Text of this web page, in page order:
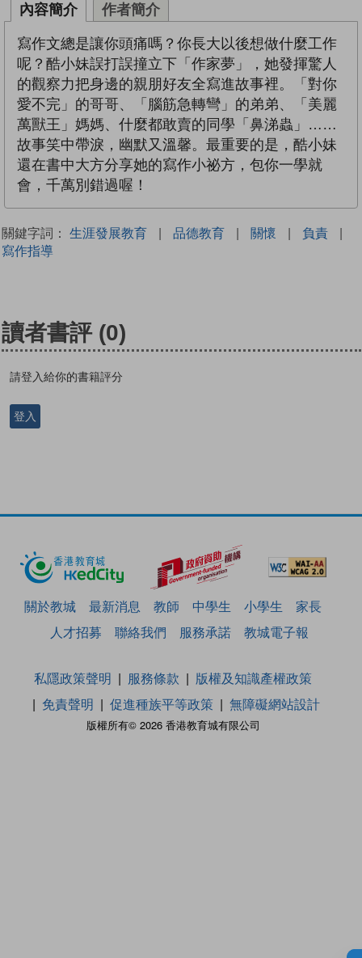
內容簡介 作者簡介
寫作文總是讓你頭痛嗎？你長大以後想做什麼工作
呢？酷小妹誤打誤撞立下「作家夢」，她發揮驚人
的觀察力把身邊的親朋好友全寫進故事裡。「對你
愛不完」的哥哥、「腦筋急轉彎」的弟弟、「美麗
萬獸王」媽媽、什麼都敢賣的同學「鼻涕蟲」……
故事笑中帶淚，幽默又溫馨。最重要的是，酷小妹
還在書中大方分享她的寫作小祕方，包你一學就
會，千萬別錯過喔！
關鍵字詞： 生涯發展教育 | 品德教育 | 關懷 | 負責
|
寫作指導
讀者書評 (0)
請登入給你的書籍評分
登入
關於教城 最新消息 教師 中學生 小學生
家長
人才招募
聯絡我們 服務承諾 教城電子報
版權所有© 2026 香港教育城有限公司
私隱政策聲明 服務條款
版權及知識產權政策
免責聲明
促進種族平等政策 無障礙網站設計